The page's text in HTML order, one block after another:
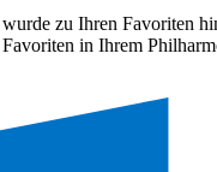
zu Ihren Favoriten
in Ihrem